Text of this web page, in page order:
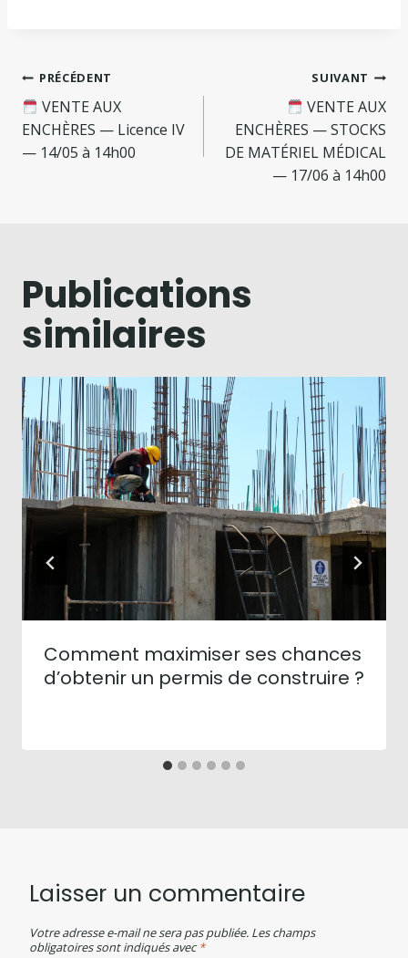
PRÉCÉDENT
VENTE AUX
ENCHÈRES — Licence IV
— 14/05 à 14h00
SUIVANT
VENTE AUX
ENCHÈRES — STOCKS
DE MATÉRIEL MÉDICAL
— 17/06 à 14h00
Publications
similaires
Comment maximiser ses chances
d’obtenir un permis de construire ?
Laisser un commentaire
Votre adresse e-mail ne sera pas publiée. Les champs
obligatoires sont indiqués avec*